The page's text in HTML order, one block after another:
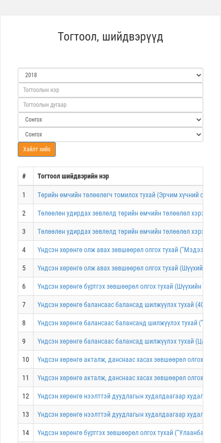
Тогтоол, шийдвэрүүд
# Тогтоол шийдвэрийн нэр
1 Төрийн өмчийн төлөөлөгч томилох тухай (Эрчим хүчний
2 Төлөөлөн удирдах зөвлөлд төрийн өмчийн төлөөлөл
3 Төлөөлөн удирдах зөвлөлд төрийн өмчийн төлөөлөл
4 Үндсэн хөрөнгө олж авах зөвшөөрөл олгох тухай (“Мэдээлэл
5 Үндсэн хөрөнгө олж авах зөвшөөрөл олгох тухай (Шүүхийн
6 Үндсэн хөрөнгө бүртгэх зөвшөөрөл олгох тухай (Шүүхийн
7 Үндсэн хөрөнгө балансаас балансад шилжүүлэх тухай (401
8 Үндсэн хөрөнгө балансаас балансанд шилжүүлэх тухай
9 Үндсэн хөрөнгө балансаас балансад шилжүүлэх тухай
10 Үндсэн хөрөнгө акталж, данснаас хасах зөвшөөрөл олгох
11 Үндсэн хөрөнгө акталж, данснаас хасах зөвшөөрөл олгох
12 Үндсэн хөрөнгө нээлттэй дуудлагын худалдаагаар худалдах
13 Үндсэн хөрөнгө нээлттэй дуудлагын худалдаагаар худалдах
14 Үндсэн хөрөнгө бүртгэх зөвшөөрөл олгох тухай (“Улаанбаатар